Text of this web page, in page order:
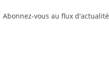
Abonnez-vous au flux d'actualité